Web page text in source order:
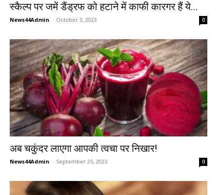
स्कैल्प पर जमें डैंड्रफ को हटाने में काफी कारगर हैं ये...
News44Admin - October 3, 2023 0
अब चकुंदर लाएगा आपकी त्वचा पर निखार!
News44Admin - September 25, 2023 0